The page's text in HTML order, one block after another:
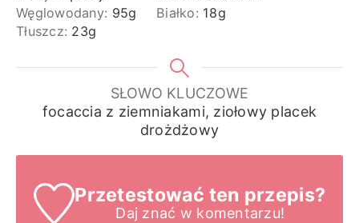
Węglowodany: 95g Białko: 18g
Tłuszcz: 23g
SŁOWO KLUCZOWE
focaccia z ziemniakami, ziołowy placek
drożdżowy
Przetestować ten przepis?
Daj znać w komentarzu!